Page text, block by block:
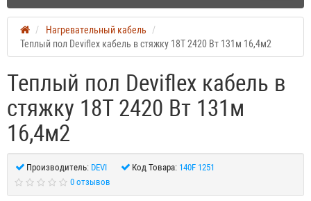
Нагревательный кабель
Теплый пол Deviflex кабель в стяжку 18T 2420 Вт 131м 16,4м2
Теплый пол Deviflex кабель в
стяжку 18T 2420 Вт 131м
16,4м2
Производитель: DEVI Код Товара: 140F 1251
0 отзывов